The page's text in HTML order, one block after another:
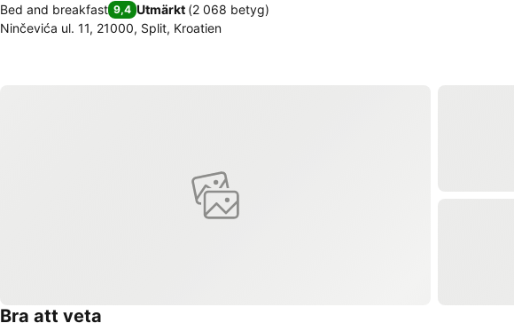
Bed and breakfast 9,4 Utmärkt (2 068 betyg)
Ninčevića ul. 11, 21000, Split, Kroatien
Bra att veta